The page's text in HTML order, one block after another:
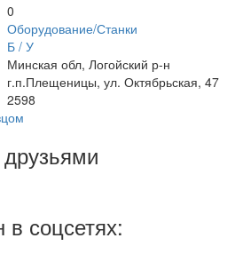
0
Оборудование/Станки
Б / У
Минская обл, Логойский р-н
г.п.Плещеницы, ул. Октябрьская, 47
2598
соцсетях: